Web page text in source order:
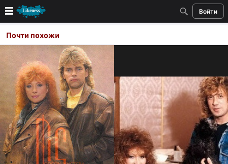
Войти
Новые
Лучшие
Голосование
Кандидаты
Случайное сходство 👍
Почти похожи